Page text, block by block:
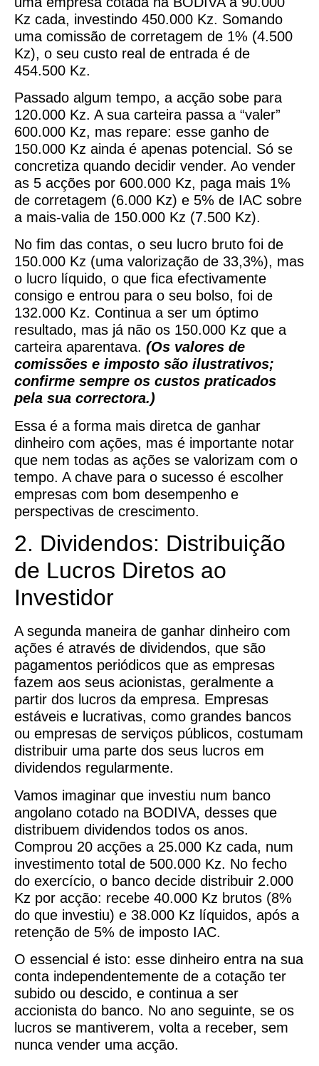
Kz cada, investindo 450.000 Kz. Somando
uma comissão de corretagem de 1% (4.500
Kz), o seu custo real de entrada é de
454.500 Kz.
Passado algum tempo, a acção sobe para
120.000 Kz. A sua carteira passa a “valer”
600.000 Kz, mas repare: esse ganho de
150.000 Kz ainda é apenas potencial. Só se
concretiza quando decidir vender. Ao vender
as 5 acções por 600.000 Kz, paga mais 1%
de corretagem (6.000 Kz) e 5% de IAC sobre
a mais-valia de 150.000 Kz (7.500 Kz).
No fim das contas, o seu lucro bruto foi de
150.000 Kz (uma valorização de 33,3%), mas
o lucro líquido, o que fica efectivamente
consigo e entrou para o seu bolso, foi de
132.000 Kz. Continua a ser um óptimo
resultado, mas já não os 150.000 Kz que a
carteira aparentava. (Os valores de
comissões e imposto são ilustrativos;
confirme sempre os custos praticados
pela sua correctora.)
Essa é a forma mais diretca de ganhar
dinheiro com ações, mas é importante notar
que nem todas as ações se valorizam com o
tempo. A chave para o sucesso é escolher
empresas com bom desempenho e
perspectivas de crescimento.
2. Dividendos: Distribuição
de Lucros Diretos ao
Investidor
A segunda maneira de ganhar dinheiro com
ações é através de dividendos, que são
pagamentos periódicos que as empresas
fazem aos seus acionistas, geralmente a
partir dos lucros da empresa. Empresas
estáveis e lucrativas, como grandes bancos
ou empresas de serviços públicos, costumam
distribuir uma parte dos seus lucros em
dividendos regularmente.
Vamos imaginar que investiu num banco
angolano cotado na BODIVA, desses que
distribuem dividendos todos os anos.
Comprou 20 acções a 25.000 Kz cada, num
investimento total de 500.000 Kz. No fecho
do exercício, o banco decide distribuir 2.000
Kz por acção: recebe 40.000 Kz brutos (8%
do que investiu) e 38.000 Kz líquidos, após a
retenção de 5% de imposto IAC.
O essencial é isto: esse dinheiro entra na sua
conta independentemente de a cotação ter
subido ou descido, e continua a ser
accionista do banco. No ano seguinte, se os
lucros se mantiverem, volta a receber, sem
nunca vender uma acção.